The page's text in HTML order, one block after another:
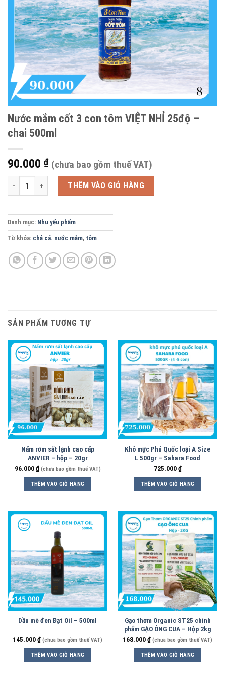
Nước mắm cốt 3 con tôm VIỆT NHỈ 25độ –
chai 500ml
90.000 ₫ (chưa bao gồm thuế VAT)
Nước mắm cốt 3 con tôm VIỆT NHỈ 25độ - chai 500ml số lượng
THÊM VÀO GIỎ HÀNG
Danh mục: Nhu yếu phẩm
Từ khóa: chả cá. nước mắm, tôm
SẢN PHẨM TƯƠNG TỰ
Nấm rơm sất lạnh cao cấp
ANVIER – hộp – 20gr
96.000₫ (chưa bao gồm thuế VAT)
THÊM VÀO GIỎ HÀNG
Khô mực Phú Quốc loại A Size
L 500gr – Sahara Food
725.000₫
THÊM VÀO GIỎ HÀNG
Dầu mè đen Đạt Oil – 500ml
145.000₫ (chưa bao gồm thuế VAT)
THÊM VÀO GIỎ HÀNG
Gạo thơm Organic ST25 chính
phẩm GẠO ÔNG CUA – Hộp 2kg
168.000₫ (chưa bao gồm thuế VAT)
THÊM VÀO GIỎ HÀNG